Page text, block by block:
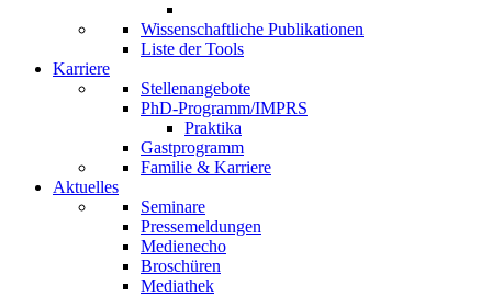
Wissenschaftliche Publikationen
Liste der Tools
Karriere
Stellenangebote
PhD-Programm/IMPRS
Praktika
Gastprogramm
Familie & Karriere
Aktuelles
Seminare
Pressemeldungen
Medienecho
Broschüren
Mediathek